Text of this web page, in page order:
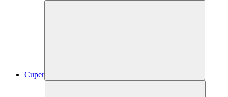
Cuper